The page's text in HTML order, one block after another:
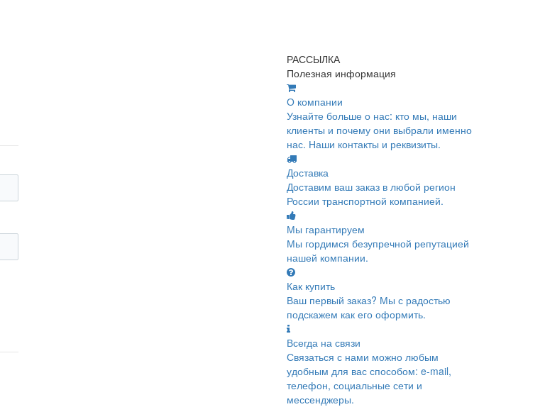
РАССЫЛКА
Полезная информация
О компании
Узнайте больше о нас: кто мы, наши
клиенты и почему они выбрали именно
нас. Наши контакты и реквизиты.
Доставка
Доставим ваш заказ в любой регион
России транспортной компанией.
Мы гарантируем
Мы гордимся безупречной репутацией
нашей компании.
Как купить
Ваш первый заказ? Мы с радостью
подскажем как его оформить.
Всегда на связи
Связаться с нами можно любым
удобным для вас способом: e-mail,
телефон, социальные сети и
мессенджеры.